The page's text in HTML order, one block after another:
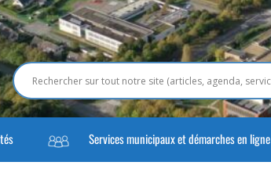
Services municipaux et démarches en ligne